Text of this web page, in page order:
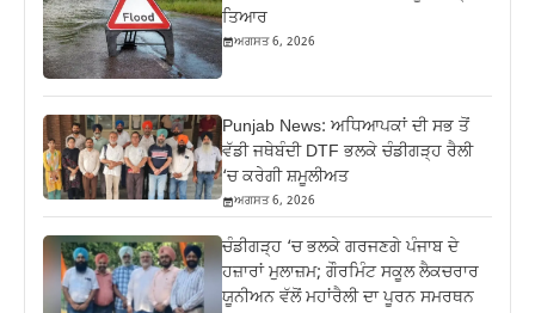
ਤਿਆਰ
ਅਗਸਤ 6, 2026
Punjab News: ਅਧਿਆਪਕਾਂ ਦੀ ਸਭ ਤੋਂ
ਵੱਡੀ ਜਥੇਬੰਦੀ DTF ਭਲਕੇ ਚੰਡੀਗੜ੍ਹ ਰੈਲੀ
‘ਚ ਕਰੇਗੀ ਸ਼ਮੂਲੀਅਤ
ਅਗਸਤ 6, 2026
ਚੰਡੀਗੜ੍ਹ ‘ਚ ਭਲਕੇ ਗਰਜਣਗੇ ਪੰਜਾਬ ਦੇ
ਹਜ਼ਾਰਾਂ ਮੁਲਾਜ਼ਮ; ਗੌਰਮਿੰਟ ਸਕੂਲ ਲੈਕਚਰਾਰ
ਯੂਨੀਅਨ ਵੱਲੋਂ ਮਹਾਂਰੈਲੀ ਦਾ ਪੂਰਨ ਸਮਰਥਨ